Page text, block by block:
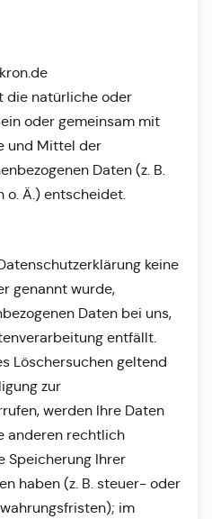
die natürliche oder
oder gemeinsam mit
und Mittel der
Daten (z. B.
o. Ä.) entscheidet.
keine
genannt wurde,
Daten bei uns,
entfällt.
Löschersuchen geltend
zur
werden Ihre Daten
anderen rechtlich
Speicherung Ihrer
haben (z. B. steuer- oder
im